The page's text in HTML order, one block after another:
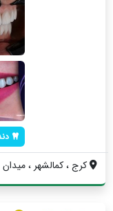
کرج ، کمالشهر ،